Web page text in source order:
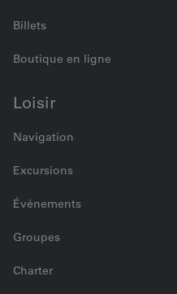
Billets
Boutique en ligne
Loisir
Navigation
Excursions
Événements
Groupes
Charter